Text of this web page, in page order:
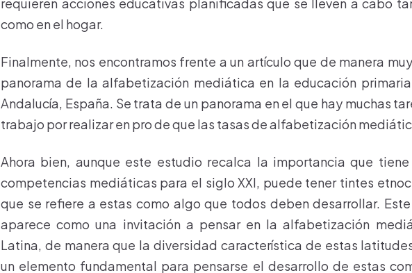
como en el hogar.
Finalmente, nos encontramos frente a un artículo que de manera
panorama de la alfabetización mediática en la educación
Andalucía, España. Se trata de un panorama en el que hay muchas
trabajo por realizar en pro de que las tasas de alfabetización
Ahora bien, aunque este estudio recalca la importancia que
competencias mediáticas para el siglo XXI, puede tener tintes
que se refiere a estas como algo que todos deben desarrollar.
aparece como una invitación a pensar en la alfabetización
Latina, de manera que la diversidad característica de estas
un elemento fundamental para pensarse el desarrollo de estas